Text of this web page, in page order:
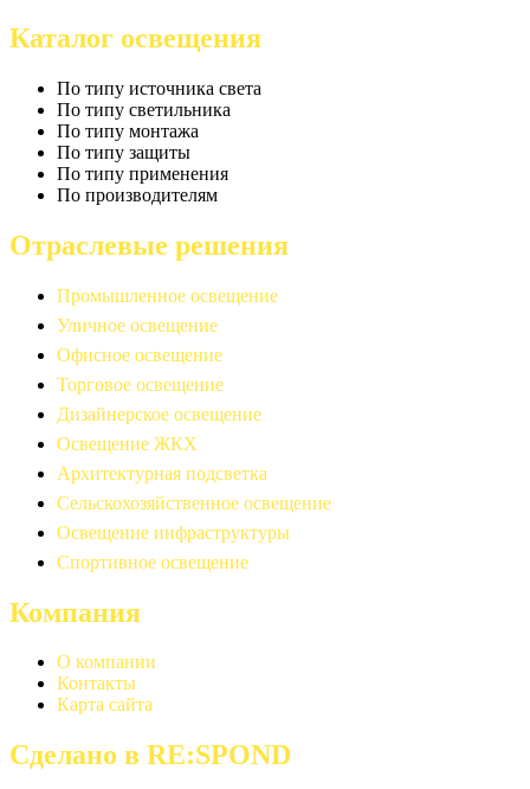
Каталог освещения
По типу источника света
По типу светильника
По типу монтажа
По типу защиты
По типу применения
По производителям
Отраслевые решения
Промышленное освещение
Уличное освещение
Офисное освещение
Торговое освещение
Дизайнерское освещение
Освещение ЖКХ
Архитектурная подсветка
Сельскохозяйственное освещение
Освещение инфраструктуры
Спортивное освещение
Компания
О компании
Контакты
Карта сайта
Сделано в RE:SPOND